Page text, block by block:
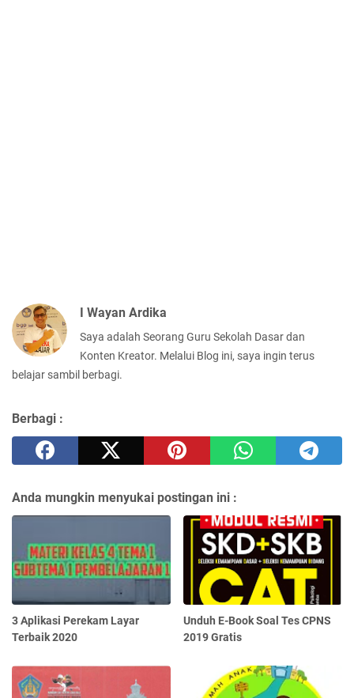
I Wayan Ardika
Saya adalah Seorang Guru Sekolah Dasar dan
Konten Kreator. Melalui Blog ini, saya ingin terus
belajar sambil berbagi.
Berbagi :
Anda mungkin menyukai postingan ini :
3 Aplikasi Perekam Layar
Terbaik 2020
Unduh E-Book Soal Tes CPNS
2019 Gratis